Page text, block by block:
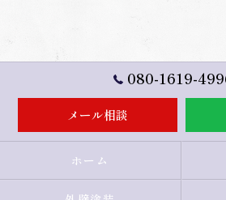
080-1619-
メール相談
ホーム